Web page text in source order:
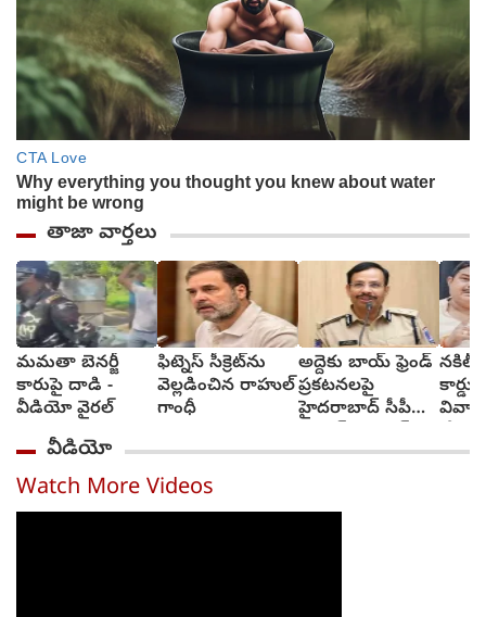
తాజా వార్తలు
మమతా బెనర్జీ
కారుపై దాడి -
వీడియో వైరల్
ఫిట్నెస్ సీక్రెట్‌ను
వెల్లడించిన రాహుల్
గాంధీ
అద్దెకు బాయ్‌ ఫ్రెండ్‌
ప్రకటనలపై
హైదరాబాద్ సీపీ
నకిలీ
వీడియో
Watch More Videos